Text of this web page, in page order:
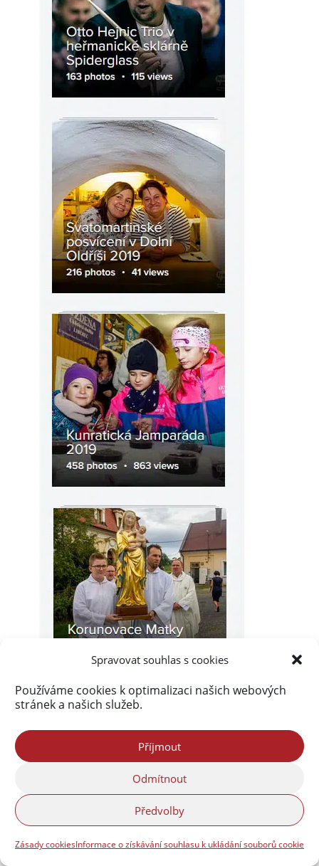
Spravovat souhlas s cookies
Používáme cookies k optimalizaci našich webových
stránek a našich služeb.
Příjmout
Odmítnout
Předvolby
Zásady cookiesInformace o získávání souhlasu k ukládání souborů cookie
Akismetzablokoval
290 217 spamů